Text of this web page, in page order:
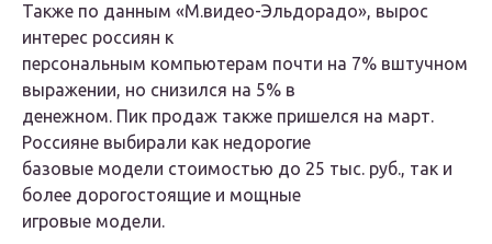
Также по данным «М.видео-Эльдорадо», вырос
интерес россиян к
персональным компьютерам почти на 7% вштучном
выражении, но снизился на 5% в
денежном. Пик продаж также пришелся на март.
Россияне выбирали как недорогие
базовые модели стоимостью до 25 тыс. руб., так и
более дорогостоящие и мощные
игровые модели.